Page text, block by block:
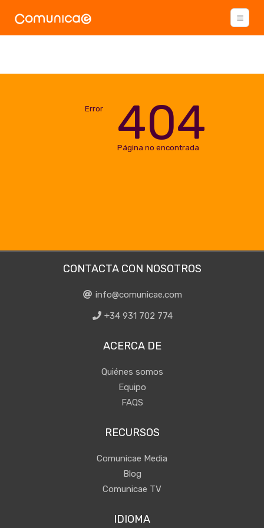
Error 404
Página no encontrada
CONTACTA CON NOSOTROS
info@comunicae.com
+34 931 702 774
ACERCA DE
Quiénes somos
Equipo
FAQS
RECURSOS
Comunicae Media
Blog
Comunicae TV
IDIOMA